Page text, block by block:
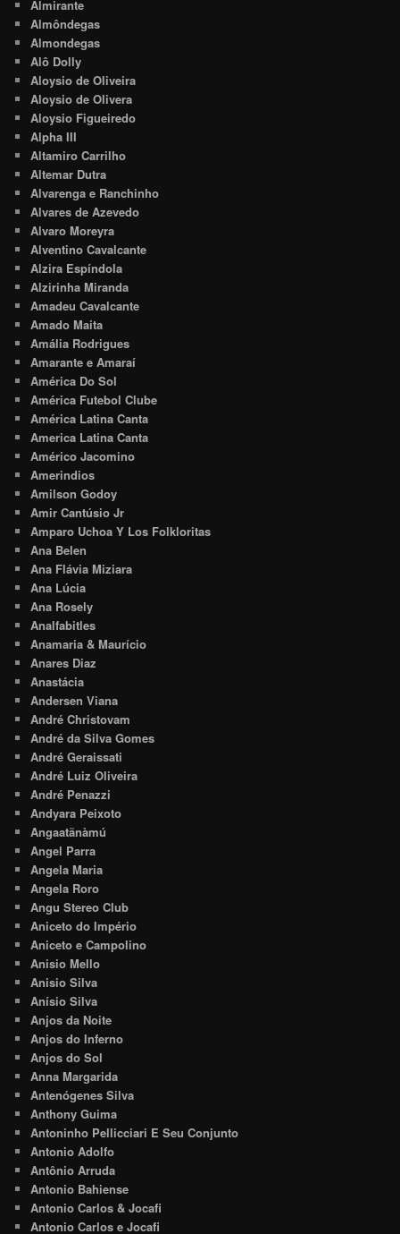
Almirante
Almôndegas
Almondegas
Alô Dolly
Aloysio de Oliveira
Aloysio de Olivera
Aloysio Figueiredo
Alpha III
Altamiro Carrilho
Altemar Dutra
Alvarenga e Ranchinho
Alvares de Azevedo
Alvaro Moreyra
Alventino Cavalcante
Alzira Espíndola
Alzirinha Miranda
Amadeu Cavalcante
Amado Maita
Amália Rodrigues
Amarante e Amaraí
América Do Sol
América Futebol Clube
América Latina Canta
America Latina Canta
Américo Jacomino
Amerindios
Amilson Godoy
Amir Cantúsio Jr
Amparo Uchoa Y Los Folkloritas
Ana Belen
Ana Flávia Miziara
Ana Lúcia
Ana Rosely
Analfabitles
Anamaria & Maurício
Anares Diaz
Anastácia
Andersen Viana
André Christovam
André da Silva Gomes
André Geraissati
André Luiz Oliveira
André Penazzi
Andyara Peixoto
Angaatãnàmú
Angel Parra
Angela Maria
Angela Roro
Angu Stereo Club
Aniceto do Império
Aniceto e Campolino
Anisio Mello
Anisio Silva
Anísio Silva
Anjos da Noite
Anjos do Inferno
Anjos do Sol
Anna Margarida
Antenógenes Silva
Anthony Guima
Antoninho Pellicciari E Seu Conjunto
Antonio Adolfo
Antônio Arruda
Antonio Bahiense
Antonio Carlos & Jocafi
Antonio Carlos e Jocafi